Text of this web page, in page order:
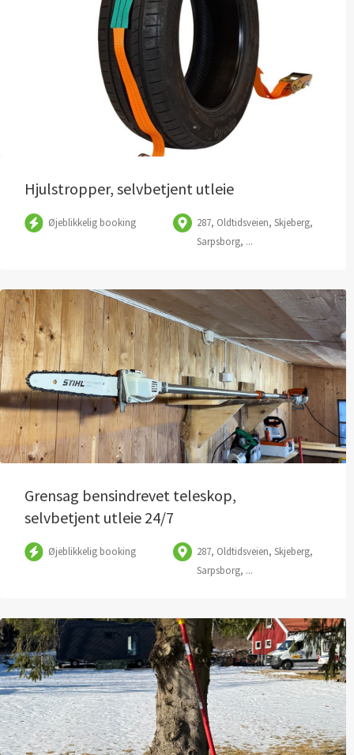
Hjulstropper, selvbetjent utleie
Øjeblikkelig booking
287, Oldtidsveien, Skjeberg,
Sarpsborg, ...
Grensag bensindrevet teleskop,
selvbetjent utleie 24/7
Øjeblikkelig booking
287, Oldtidsveien, Skjeberg,
Sarpsborg, ...